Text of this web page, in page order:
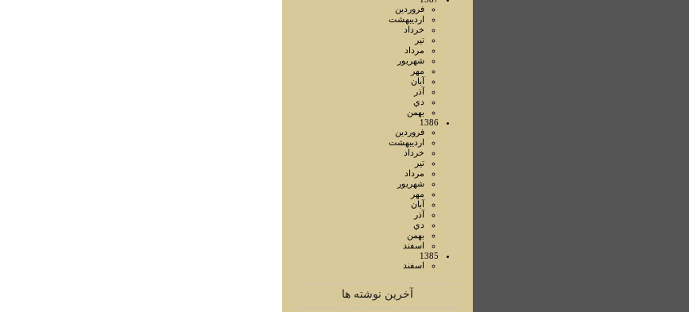
فروردين
ارديبهشت
خرداد
تير
مرداد
شهريور
مهر
آبان
آذر
دي
بهمن
1386
فروردين
ارديبهشت
خرداد
تير
مرداد
شهريور
مهر
آبان
آذر
دي
بهمن
اسفند
1385
اسفند
آخرین نوشته ها